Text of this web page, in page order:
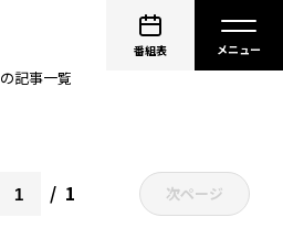
番組表
の記事一覧
1 次ページ